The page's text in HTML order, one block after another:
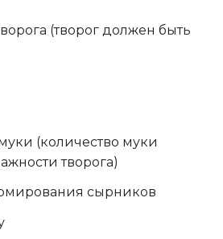
(творог должен быть
(количество муки
творога)
сырников